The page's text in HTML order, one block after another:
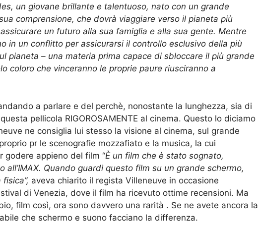
un giovane brillante e talentuoso, nato con un grande
comprensione, che dovrà viaggiare verso il pianeta più
un futuro alla sua famiglia e alla sua gente. Mentre
in un conflitto per assicurarsi il controllo esclusivo della più
pianeta – una materia prima capace di sbloccare il più grande
coloro che vinceranno le proprie paure riusciranno a
a parlare e del perchè, nonostante la lunghezza, sia di
pellicola RIGOROSAMENTE al cinema. Questo lo diciamo
ne consiglia lui stesso la visione al cinema, sul grande
pr le scenografie mozzafiato e la musica, la cui
godere appieno del film “È un film che è stato sognato,
all’IMAX. Quando guardi questo film su un grande schermo,
aveva chiarito il regista Villeneuve in occasione
di Venezia, dove il film ha ricevuto ottime recensioni. Ma
film così, ora sono davvero una rarità . Se ne avete ancora la
che schermo e suono facciano la differenza.